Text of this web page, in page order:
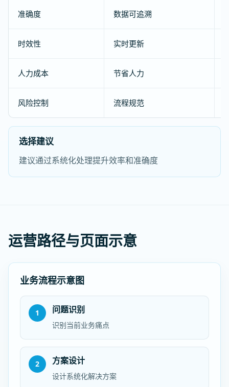
准确度 数据可追溯
时效性 实时更新
人力成本 节省人力
风险控制 流程规范
选择建议
建议通过系统化处理提升效率和准确度
运营路径与页面示意
业务流程示意图
1 问题识别
识别当前业务痛点
2 方案设计
设计系统化解决方案